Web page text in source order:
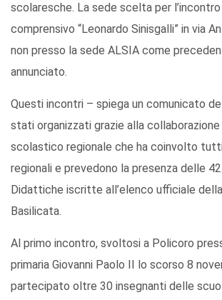
scolaresche. La sede scelta per
comprensivo “Leonardo Sinisgalli” in via
non presso la sede ALSIA come
annunciato.
Questi incontri – spiega un comunicato
stati organizzati grazie alla collaborazione
scolastico regionale che ha coinvolto
regionali e prevedono la presenza delle
Didattiche iscritte all’elenco ufficiale
Basilicata.
Al primo incontro, svoltosi a Policoro
primaria Giovanni Paolo II lo scorso 8
partecipato oltre 30 insegnanti delle